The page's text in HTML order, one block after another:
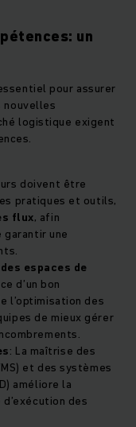
un
pour assurer
nouvelles
logistique exigent
doivent être
pratiques et outils,
flux, afin
une
espaces de
d’un bon
l’optimisation des
de mieux gérer
: La maîtrise des
et des systèmes
améliore la
des